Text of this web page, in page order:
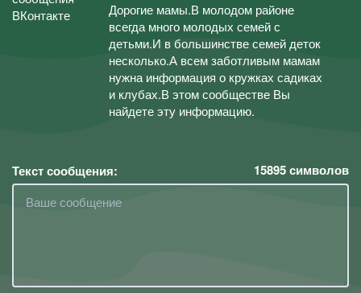
Дорогие мамы.В молодом районе
всегда много молодых семей с
детьми.И в большинстве семей деток
несколько.А всем заботливым мамам
нужна информация о кружках садиках
и клубах.В этом сообществе Вы
найдете эту информацию.
Текст сообщения: 15895символов